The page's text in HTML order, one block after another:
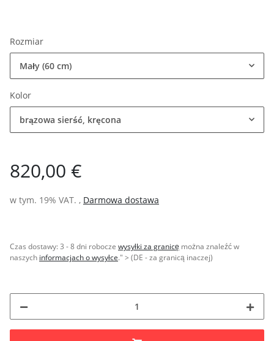
Rozmiar
Mały (60 cm)
Kolor
brązowa sierść, kręcona
820,00 €
w tym. 19% VAT. , Darmowa dostawa
Czas dostawy:3 - 8 dni robocze wysyłki za granicę można znaleźć w
naszych informacjach o wysyłce." > (DE - za granicą inaczej)